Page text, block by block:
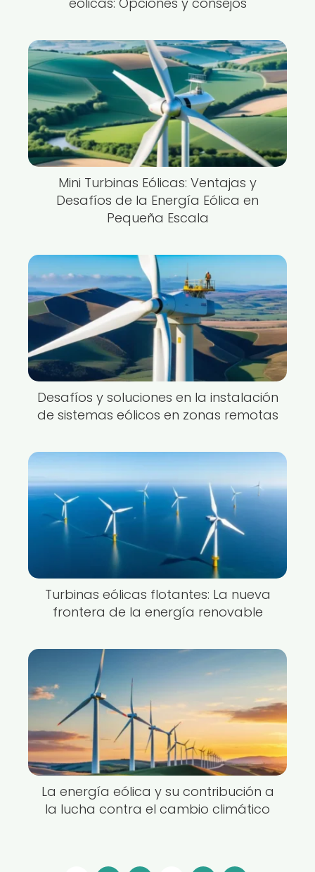
Mini Turbinas Eólicas: Ventajas y
Desafíos de la Energía Eólica en
Pequeña Escala
Desafíos y soluciones en la instalación
de sistemas eólicos en zonas remotas
Turbinas eólicas flotantes: La nueva
frontera de la energía renovable
La energía eólica y su contribución a
la lucha contra el cambio climático